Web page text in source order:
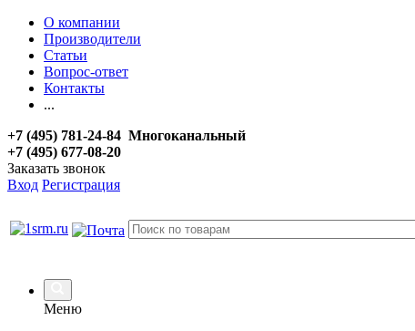
О компании
Производители
Статьи
Вопрос-ответ
Контакты
...
+7 (495) 781-24-84 Многоканальный
+7 (495) 677-08-20
Заказать звонок
Вход Регистрация
Меню